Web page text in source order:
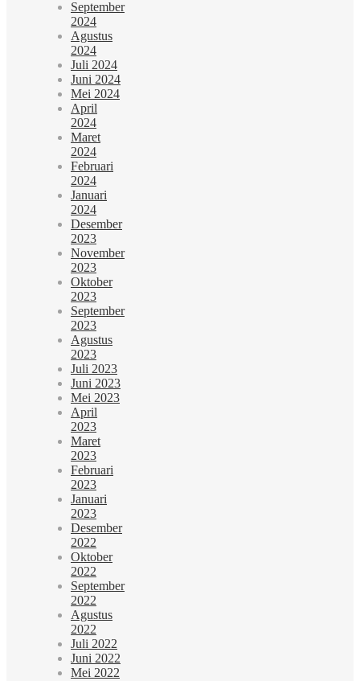
September
2024
Agustus
2024
Juli 2024
Juni 2024
Mei 2024
April
2024
Maret
2024
Februari
2024
Januari
2024
Desember
2023
November
2023
Oktober
2023
September
2023
Agustus
2023
Juli 2023
Juni 2023
Mei 2023
April
2023
Maret
2023
Februari
2023
Januari
2023
Desember
2022
Oktober
2022
September
2022
Agustus
2022
Juli 2022
Juni 2022
Mei 2022